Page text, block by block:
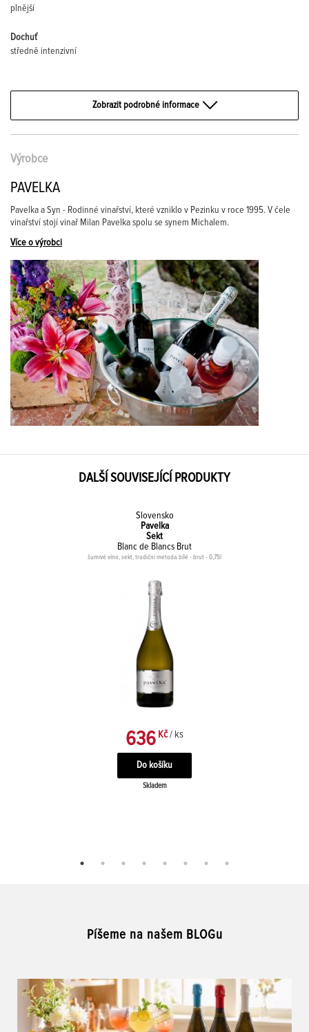
plnější
Dochuť
středně intenzivní
Zobrazit podrobné informace
Výrobce
PAVELKA
Pavelka a Syn - Rodinné vinařství, které vzniklo v Pezinku v roce 1995. V čele
vinařství stojí vinař Milan Pavelka spolu se synem Michalem.
Více o výrobci
DALŠÍ SOUVISEJÍCÍ PRODUKTY
Slovensko
Pavelka
Sekt
Blanc de Blancs Brut
šumivé víno, sekt, tradiční metoda bílé - brut - 0,75l
636 Kč / ks
Skladem
Píšeme na našem BLOGu